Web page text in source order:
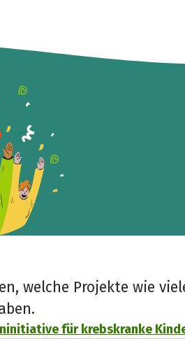
welche Projekte wie
für krebskranke